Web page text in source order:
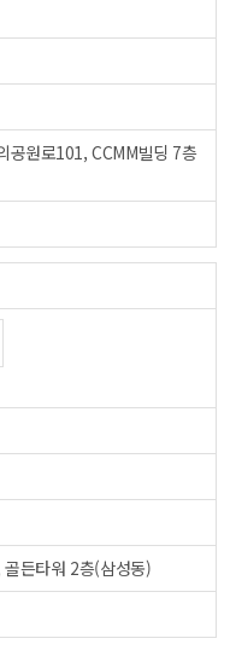
공원로101, CCMM빌딩 7층
든타워 2층(삼성동)